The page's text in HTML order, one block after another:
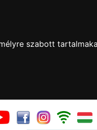
szabott